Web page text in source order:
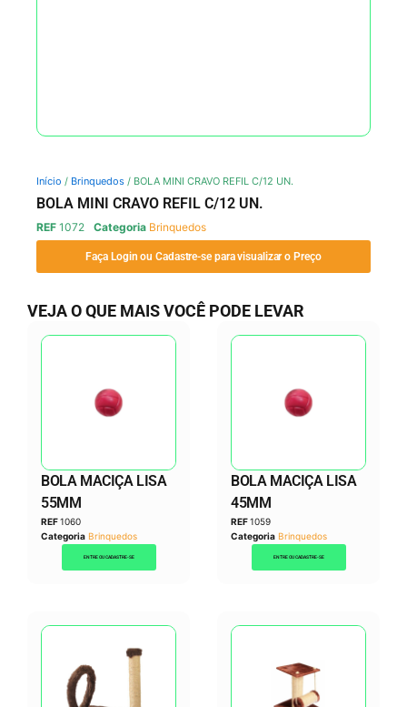
Início / Brinquedos / BOLA MINI CRAVO REFIL C/12 UN.
BOLA MINI CRAVO REFIL C/12 UN.
REF 1072 Categoria Brinquedos
Faça Login ou Cadastre-se para visualizar o Preço
VEJA O QUE MAIS VOCÊ PODE LEVAR
BOLA MACIÇA LISA
55MM
REF1060
Categoria Brinquedos
ENTRE OU CADASTRE-SE
BOLA MACIÇA LISA
45MM
REF1059
Categoria Brinquedos
ENTRE OU CADASTRE-SE